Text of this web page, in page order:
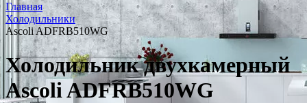
Главная
Холодильники
Ascoli ADFRB510WG
Холодильник двухкамерный
Ascoli ADFRB510WG